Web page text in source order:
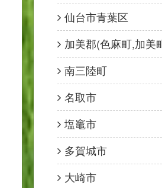
仙台市青葉区
加美郡(色麻町,加美
南三陸町
名取市
塩竈市
多賀城市
大崎市